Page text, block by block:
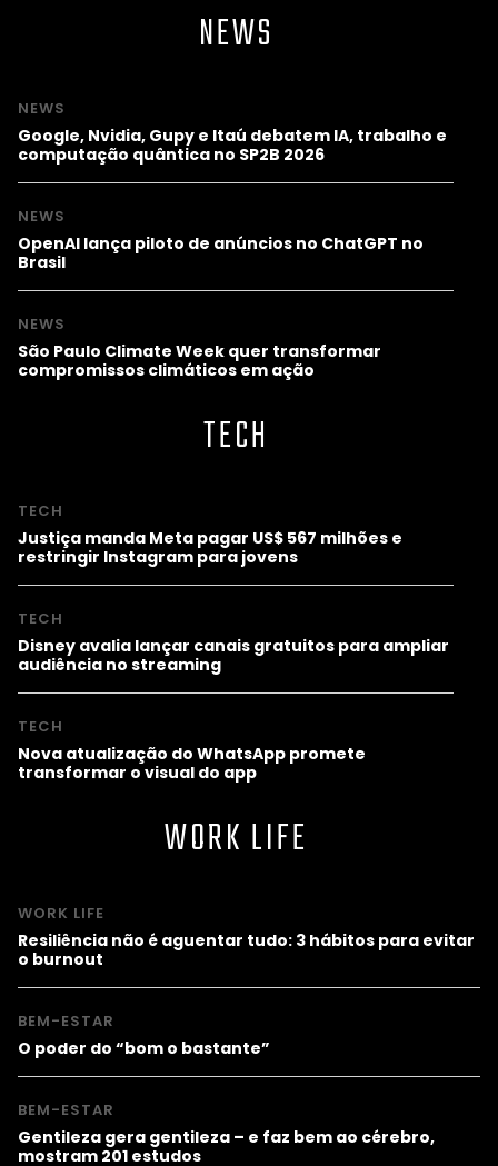
NEWS
NEWS
Google, Nvidia, Gupy e Itaú debatem IA, trabalho e
computação quântica no SP2B 2026
NEWS
OpenAI lança piloto de anúncios no ChatGPT no
Brasil
NEWS
São Paulo Climate Week quer transformar
compromissos climáticos em ação
TECH
TECH
Justiça manda Meta pagar US$ 567 milhões e
restringir Instagram para jovens
TECH
Disney avalia lançar canais gratuitos para ampliar
audiência no streaming
TECH
Nova atualização do WhatsApp promete
transformar o visual do app
WORK LIFE
WORK LIFE
Resiliência não é aguentar tudo: 3 hábitos para evitar
o burnout
BEM-ESTAR
O poder do “bom o bastante”
BEM-ESTAR
Gentileza gera gentileza – e faz bem ao cérebro,
mostram 201 estudos